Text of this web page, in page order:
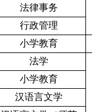
法律事务
行政管理
小学教育
法学
小学教育
汉语言文学